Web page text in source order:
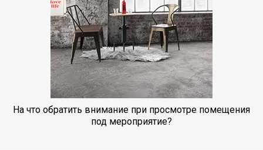
На что обратить внимание при просмотре помещения
под мероприятие?